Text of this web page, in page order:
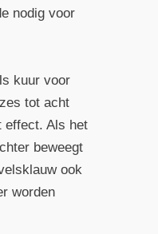
nodig voor
kuur voor
tot acht
effect. Als het
beweegt
ook
worden